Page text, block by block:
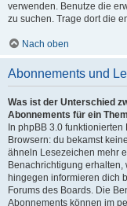
verwenden. Benutze die
zu suchen. Trage dort die
Nach oben
Abonnements und
Was ist der Unterschied
Abonnements für ein
In phpBB 3.0
Browsern: du bekamst
ähneln Lesezeichen mehr
Benachrichtigung
hingegen informieren dich
Forums des Boards. Die
Abonnements können im